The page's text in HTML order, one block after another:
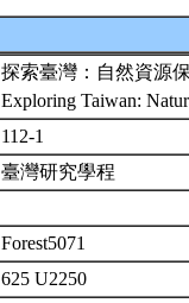
探索臺灣：自然資源
Exploring Taiwan:
112-1
臺灣研究學程
Forest5071
625 U2250